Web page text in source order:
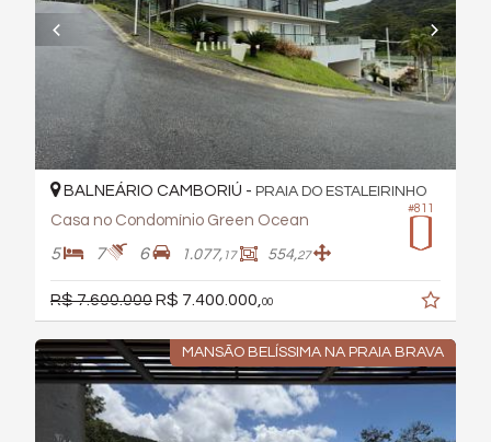
#811
BALNEÁRIO CAMBORIÚ - PRAIA DO ESTALEIRINHO
Casa no Condomínio Green Ocean
5 7 6 1.077, 17 554,27
R$ 7.600.000R$ 7.400.000, 00
MANSÃO BELÍSSIMA NA PRAIA BRAVA